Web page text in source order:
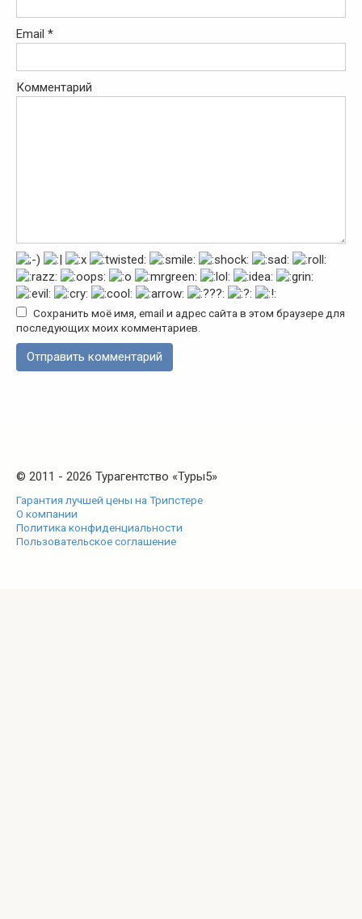
Email *
Комментарий
Сохранить моё имя, email и адрес сайта в этом браузере для
последующих моих комментариев.
© 2011 - 2026 Турагентство «Туры5»
Гарантия лучшей цены на Трипстере
О компании
Политика конфиденциальности
Пользовательское соглашение